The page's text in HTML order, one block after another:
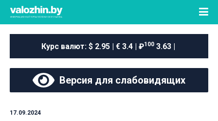
Курс валют: $ 2.95 | € 3.4 | ₽1003.63 |
Версия для слабовидящих
17.09.2024